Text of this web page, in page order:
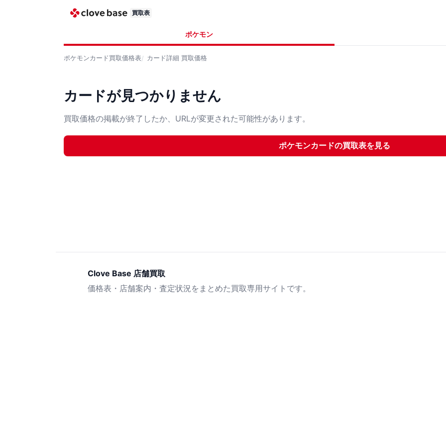
買取表
ポケモン
ポケモンカード買取価格表 カード詳細 買取価格
カードが見つかりません
買取価格の掲載が終了したか、URLが変更された可能性があります。
ポケモンカードの買取表を見る
Clove Base 店舗買取
価格表・店舗案内・査定状況をまとめた買取専用サイトです。